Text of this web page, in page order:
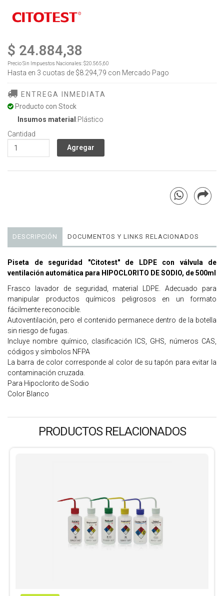
$ 24.884,38
Precio Sin Impuestos Nacionales:$20.565,60
Hasta en 3 cuotas de $8.294,79 con Mercado Pago
ENTREGA INMEDIATA
Producto con Stock
Insumos material :Plástico
Cantidad
DESCRIPCIÓN DOCUMENTOS Y LINKS RELACIONADOS
Piseta de seguridad "Citotest" de LDPE con válvula de
ventilación automática para HIPOCLORITO DE SODIO, de 500ml
Frasco lavador de seguridad, material LDPE. Adecuado para
manipular productos químicos peligrosos en un formato
fácilmente reconocible.
Autoventilación, pero el contenido permanece dentro de la botella
sin riesgo de fugas.
Incluye nombre químico, clasificación ICS, GHS, números CAS,
códigos y símbolos NFPA
La barra de color corresponde al color de su tapón para evitar la
contaminación cruzada.
Para Hipoclorito de Sodio
Color Blanco
PRODUCTOS RELACIONADOS